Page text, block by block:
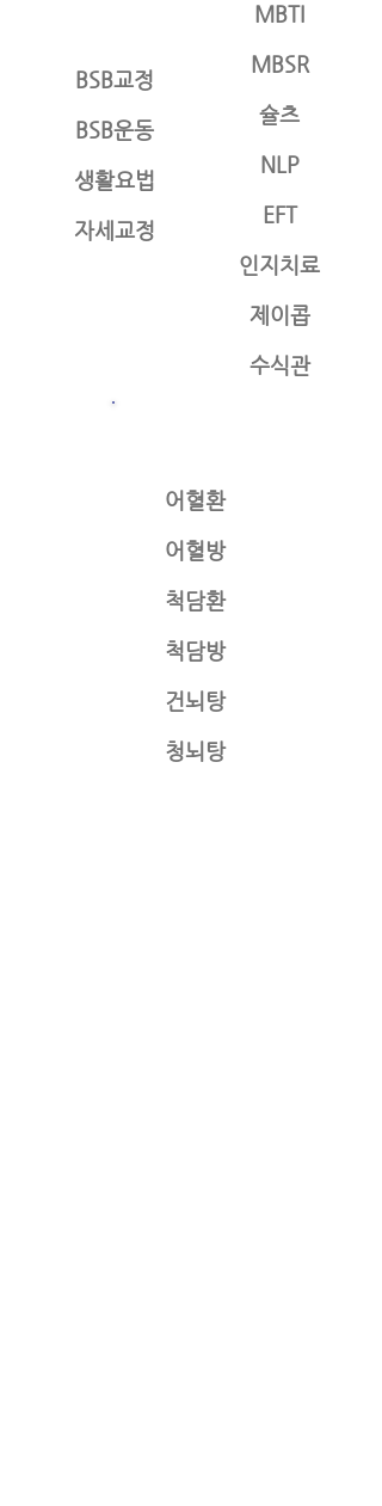
BSB교정
BSB운동
생활요법
자세교정
MBTI
MBSR
슐츠
NLP
EFT
인지치료
제이콥
수식관
어혈환
어혈방
척담환
척담방
건뇌탕
청뇌탕